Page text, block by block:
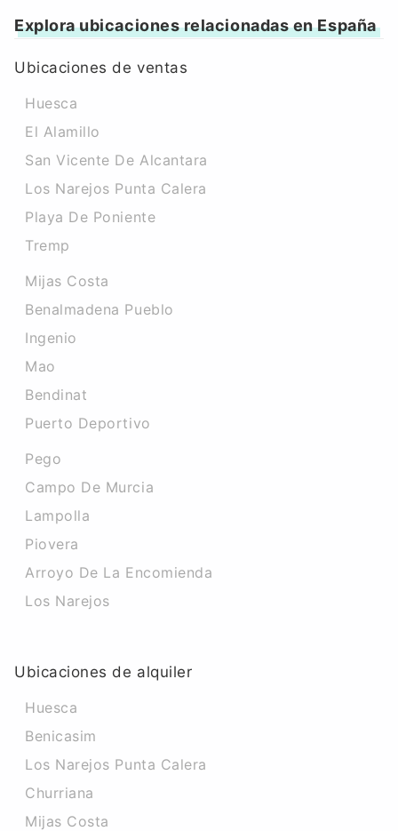
Explora ubicaciones relacionadas en España
Ubicaciones de ventas
Huesca
El Alamillo
San Vicente De Alcantara
Los Narejos Punta Calera
Playa De Poniente
Tremp
Mijas Costa
Benalmadena Pueblo
Ingenio
Mao
Bendinat
Puerto Deportivo
Pego
Campo De Murcia
Lampolla
Piovera
Arroyo De La Encomienda
Los Narejos
Ubicaciones de alquiler
Huesca
Benicasim
Los Narejos Punta Calera
Churriana
Mijas Costa